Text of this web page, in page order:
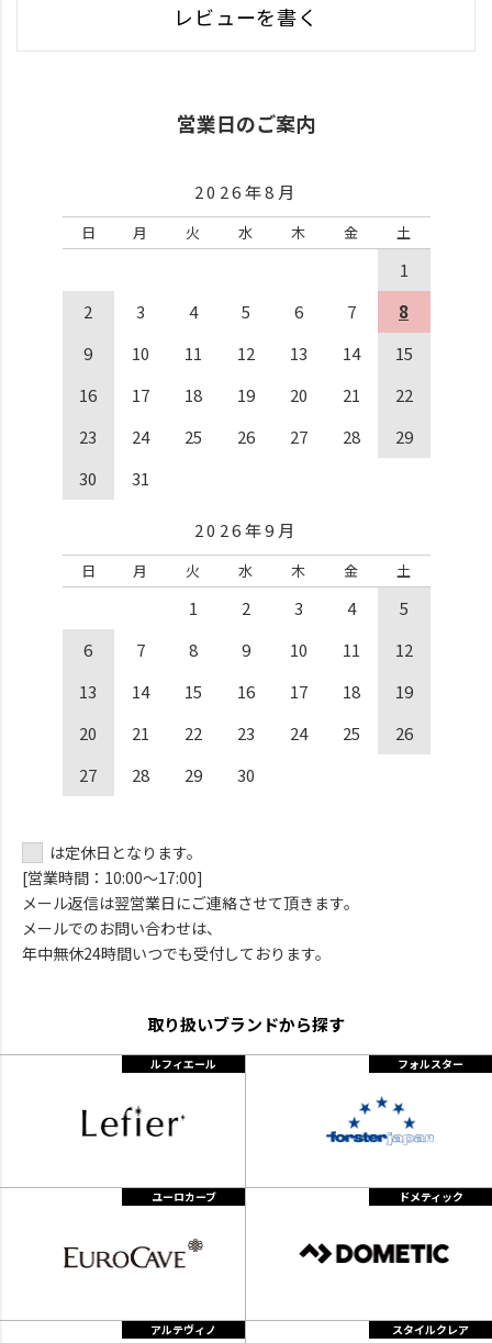
レビューを書く
営業日のご案内
2026年8月
日 月 火 水 木 金 土
1
2
3 4 5 6 7
8
9
10 11 12 13 14
15
16
17 18 19 20 21
22
23
24 25 26 27 28
29
30
31
2026年9月
日 月 火 水 木 金 土
1 2 3 4
5
6
7 8 9 10 11
12
13
14 15 16 17 18
19
20
21 22 23 24 25
26
27
28 29 30
は定休日となります。
[営業時間：10:00～17:00]
メール返信は翌営業日にご連絡させて頂きます。
メールでのお問い合わせは、
年中無休24時間いつでも受付しております。
取り扱いブランドから探す
ルフィエール フォルスター
ユーロカーブ ドメティック
アルテヴィノ スタイルクレア